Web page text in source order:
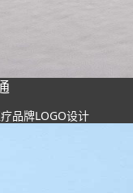
品牌LOGO设计